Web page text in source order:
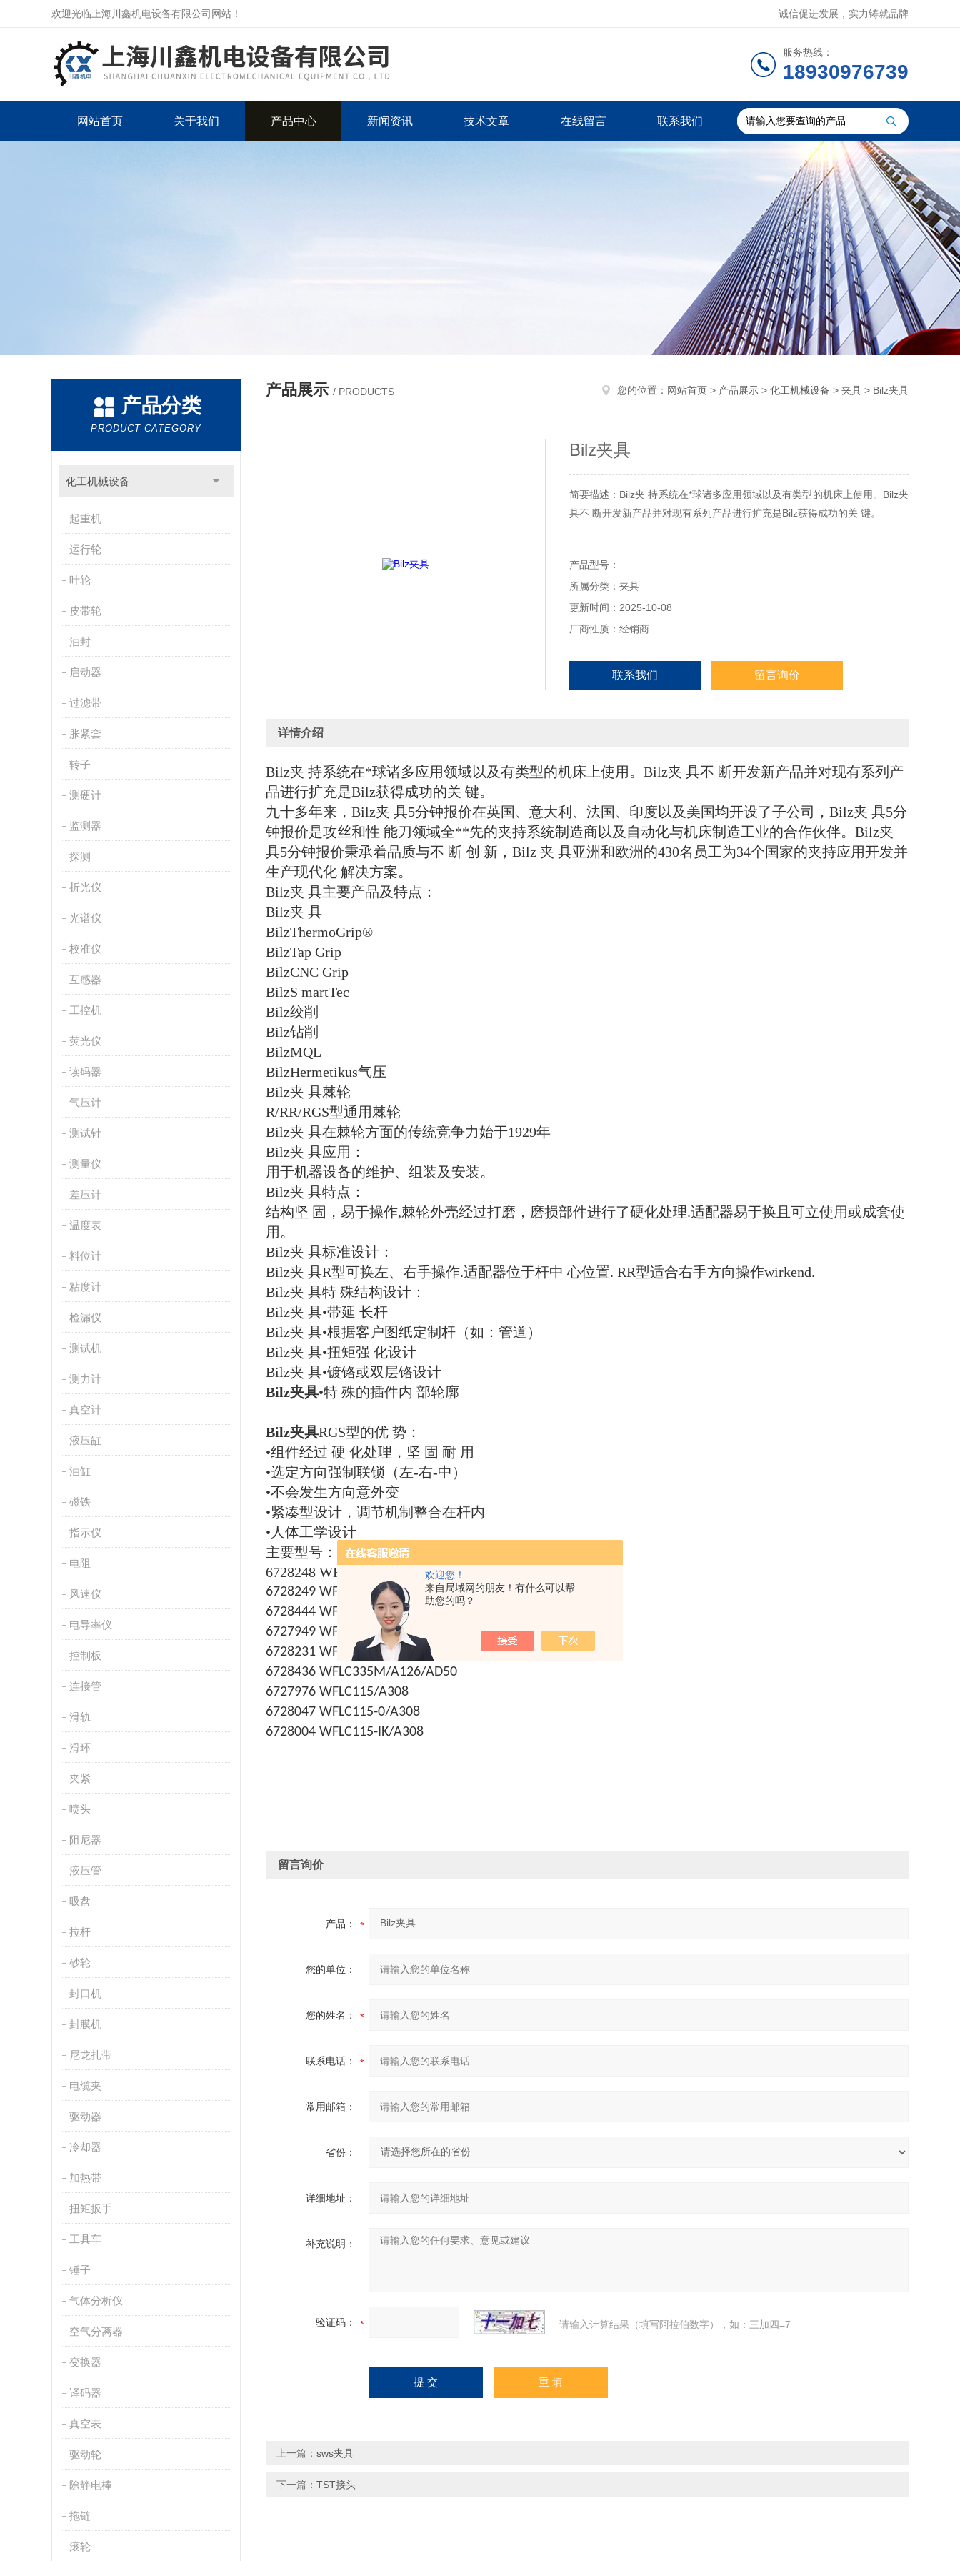
欢迎您！
来自局域网的朋友！有什么可以帮
助您的吗？
欢迎光临上海川鑫机电设备有限公司网站！ 诚信促进发展，实力铸就品牌
服务热线：
18930976739
网站首页 关于我们 产品中心 新闻资讯 技术文章 在线留言 联系我们
产品分类
PRODUCT CATEGORY
化工机械设备
起重机
运行轮
叶轮
皮带轮
油封
启动器
过滤带
胀紧套
转子
测硬计
监测器
探测
折光仪
光谱仪
校准仪
互感器
工控机
荧光仪
读码器
气压计
测试针
测量仪
差压计
温度表
料位计
粘度计
检漏仪
测试机
测力计
真空计
液压缸
油缸
磁铁
指示仪
电阻
风速仪
电导率仪
控制板
连接管
滑轨
滑环
夹紧
喷头
阻尼器
液压管
吸盘
拉杆
砂轮
封口机
封膜机
尼龙扎带
电缆夹
驱动器
冷却器
加热带
扭矩扳手
工具车
锤子
气体分析仪
空气分离器
变换器
译码器
真空表
驱动轮
除静电棒
拖链
滚轮
产品展示 / PRODUCTS 您的位置： 网站首页 > 产品展示 > 化工机械设备 > 夹具 > Bilz夹具
Bilz夹具
简要描述：Bilz夹 持系统在*球诸多应用领域以及有类型的机床上使用。Bilz夹
具不 断开发新产品并对现有系列产品进行扩充是Bilz获得成功的关 键。
产品型号：
所属分类：夹具
更新时间：2025-10-08
厂商性质：经销商
联系我们 留言询价
详情介绍
Bilz夹 持系统在*球诸多应用领域以及有类型的机床上使用。Bilz夹 具不 断开发新产品并对现有系列产
品进行扩充是Bilz获得成功的关 键。
九十多年来，Bilz夹 具5分钟报价在英国、意大利、法国、印度以及美国均开设了子公司，Bilz夹 具5分
钟报价是攻丝和性 能刀领域全**先的夹持系统制造商以及自动化与机床制造工业的合作伙伴。Bilz夹
具5分钟报价秉承着品质与不 断 创 新，Bilz 夹 具亚洲和欧洲的430名员工为34个国家的夹持应用开发并
生产现代化 解决方案。
Bilz夹 具主要产品及特点：
Bilz夹 具
BilzThermoGrip®
BilzTap Grip
BilzCNC Grip
BilzS martTec
Bilz绞削
Bilz钻削
BilzMQL
BilzHermetikus气压
Bilz夹 具棘轮
R/RR/RGS型通用棘轮
Bilz夹 具在棘轮方面的传统竞争力始于1929年
Bilz夹 具应用：
用于机器设备的维护、组装及安装。
Bilz夹 具特点：
结构坚 固，易于操作,棘轮外壳经过打磨，磨损部件进行了硬化处理.适配器易于换且可立使用或成套使
用。
Bilz夹 具标准设计：
Bilz夹 具R型可换左、右手操作.适配器位于杆中 心位置. RR型适合右手方向操作wirkend.
Bilz夹 具特 殊结构设计：
Bilz夹 具•带延 长杆
Bilz夹 具•根据客户图纸定制杆（如：管道）
Bilz夹 具•扭矩强 化设计
Bilz夹 具•镀铬或双层铬设计
Bilz夹具•特 殊的插件内 部轮廓
Bilz夹具RGS型的优 势：
•组件经过 硬 化处理，坚 固 耐 用
•选定方向强制联锁（左-右-中）
•不会发生方向意外变
•紧凑型设计，调节机制整合在杆内
•人体工学设计
主要型号：
6728248 WFLC220/A126/SK40
6728249 WFLC220/A126/SK50
6728444 WFLC335/A126/SK50
6727949 WFLC115M/A126/AD40
6728231 WFLC220M/A126/AD50
6728436 WFLC335M/A126/AD50
6727976 WFLC115/A308
6728047 WFLC115-0/A308
6728004 WFLC115-IK/A308
留言询价
产品：
您的单位：
您的姓名：
联系电话：
常用邮箱：
省份：
详细地址：
补充说明：
验证码： 请输入计算结果（填写阿拉伯数字），如：三加四=7
上一篇： sws夹具
下一篇： TST接头